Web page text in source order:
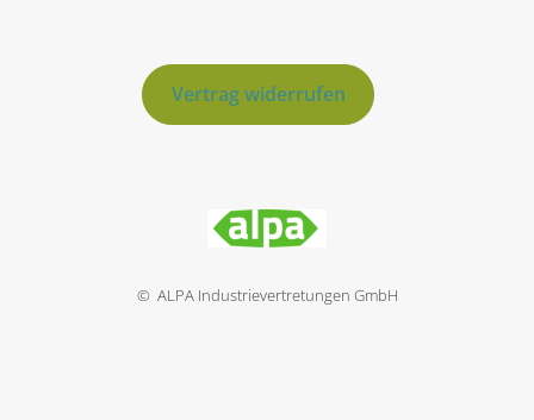
Vertrag widerrufen
© ALPA Industrievertretungen GmbH